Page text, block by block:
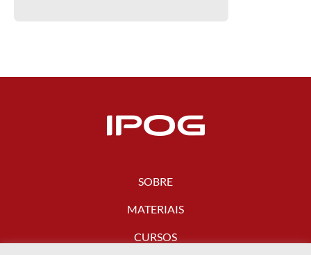
SOBRE
MATERIAIS
CURSOS